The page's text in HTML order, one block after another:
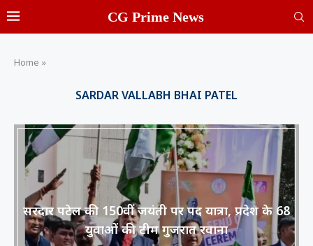
CG Prime News
Home »
SARDAR VALLABH BHAI PATEL
सरदार पटेल की 150वीं जयंती पर पद यात्रा, प्रदेश के 68
युवाओं की टीम गुजरात रवाना